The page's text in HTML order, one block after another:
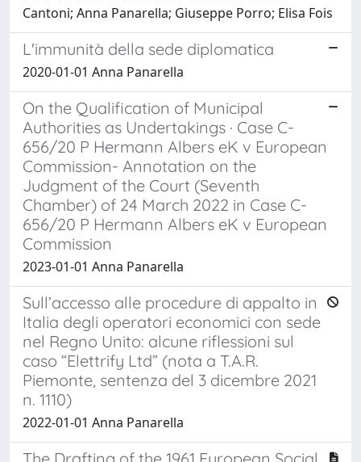
Cantoni; Anna Panarella; Giuseppe Porro; Elisa Fois
L'immunità della sede diplomatica
2020-01-01 Anna Panarella
On the Qualification of Municipal
Authorities as Undertakings · Case C-
656/20 P Hermann Albers eK v European
Commission- Annotation on the
Judgment of the Court (Seventh
Chamber) of 24 March 2022 in Case C-
656/20 P Hermann Albers eK v European
Commission
2023-01-01 Anna Panarella
Sull’accesso alle procedure di appalto in
Italia degli operatori economici con sede
nel Regno Unito: alcune riflessioni sul
caso “Elettrify Ltd” (nota a T.A.R.
Piemonte, sentenza del 3 dicembre 2021
n. 1110)
2022-01-01 Anna Panarella